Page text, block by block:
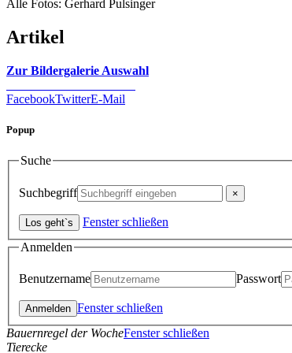
Alle Fotos: Gerhard Pulsinger
Artikel
Zur Bildergalerie Auswahl
FacebookTwitterE-Mail
Popup
Suche
Suchbegriff
Fenster schließen
Anmelden
Benutzername Passwort
Fenster schließen
Bauernregel der WocheFenster schließen
Tierecke